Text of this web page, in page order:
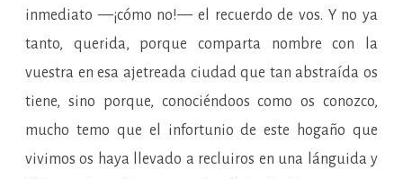
inmediato —¡cómo no!— el recuerdo de vos. Y no ya
tanto, querida, porque comparta nombre con la
vuestra en esa ajetreada ciudad que tan abstraída os
tiene, sino porque, conociéndoos como os conozco,
mucho temo que el infortunio de este hogaño que
vivimos os haya llevado a recluiros en una lánguida y